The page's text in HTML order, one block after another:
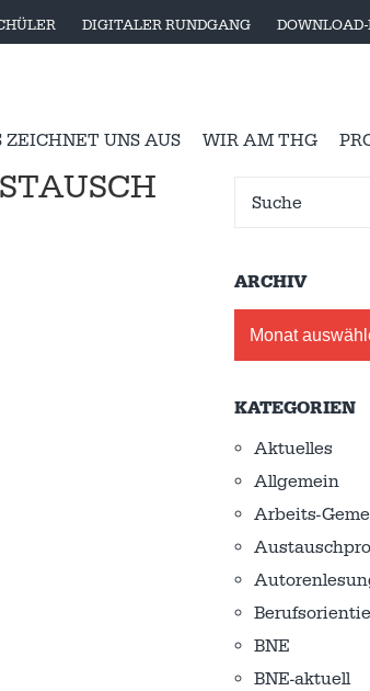
DIGITALER RUNDGANG
ZEICHNET UNS AUS WIR AM THG
ARCHIV
KATEGORIEN
Aktuelles
Allgemein
Arbeits-
BNE
BNE-aktuell